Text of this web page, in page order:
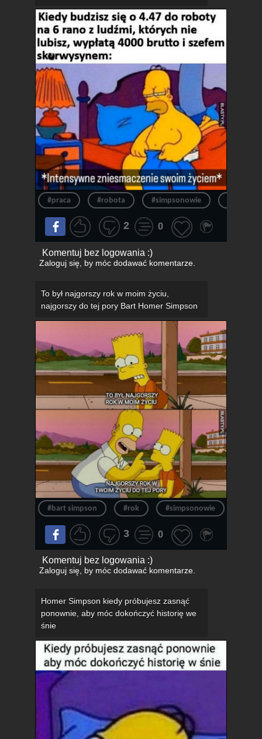
#praca #robota #simpsonowie
2 0
Komentuj bez logowania :)
Zaloguj się, by móc dodawać komentarze.
To był najgorszy rok w moim życiu,
najgorszy do tej pory Bart Homer Simpson
#bart simpson #rok #simpsonowie
3 0
Komentuj bez logowania :)
Zaloguj się, by móc dodawać komentarze.
Homer Simpson kiedy próbujesz zasnąć
ponownie, aby móc dokończyć historię we
śnie